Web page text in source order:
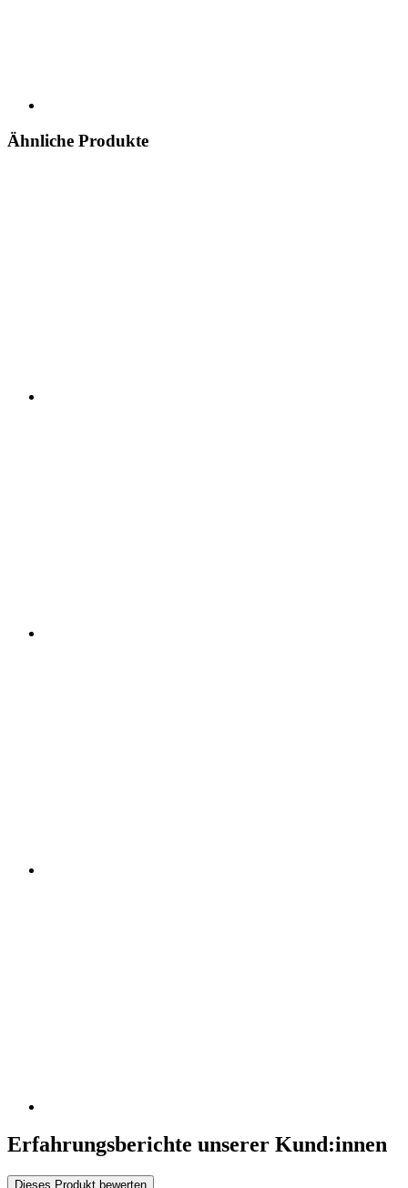
Ähnliche Produkte
Erfahrungsberichte unserer Kund:innen
Dieses Produkt bewerten